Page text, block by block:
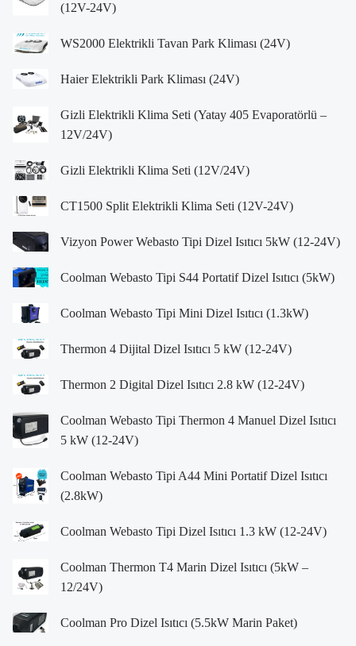
(12V-24V)
WS2000 Elektrikli Tavan Park Kliması (24V)
Haier Elektrikli Park Kliması (24V)
Gizli Elektrikli Klima Seti (Yatay 405 Evaporatörlü –
12V/24V)
Gizli Elektrikli Klima Seti (12V/24V)
CT1500 Split Elektrikli Klima Seti (12V-24V)
Vizyon Power Webasto Tipi Dizel Isıtıcı 5kW (12-24V)
Coolman Webasto Tipi S44 Portatif Dizel Isıtıcı (5kW)
Coolman Webasto Tipi Mini Dizel Isıtıcı (1.3kW)
Thermon 4 Dijital Dizel Isıtıcı 5 kW (12-24V)
Thermon 2 Digital Dizel Isıtıcı 2.8 kW (12-24V)
Coolman Webasto Tipi Thermon 4 Manuel Dizel Isıtıcı
5 kW (12-24V)
Coolman Webasto Tipi A44 Mini Portatif Dizel Isıtıcı
(2.8kW)
Coolman Webasto Tipi Dizel Isıtıcı 1.3 kW (12-24V)
Coolman Thermon T4 Marin Dizel Isıtıcı (5kW –
12/24V)
Coolman Pro Dizel Isıtıcı (5.5kW Marin Paket)